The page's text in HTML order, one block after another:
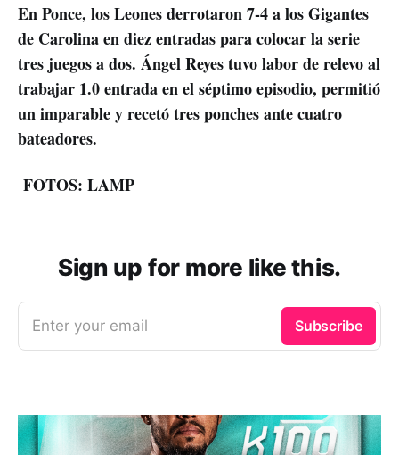
En Ponce, los Leones derrotaron 7-4 a los Gigantes
de Carolina en diez entradas para colocar la serie
tres juegos a dos. Ángel Reyes tuvo labor de relevo al
trabajar 1.0 entrada en el séptimo episodio, permitió
un imparable y recetó tres ponches ante cuatro
bateadores.
FOTOS: LAMP
Sign up for more like this.
Enter your email Subscribe